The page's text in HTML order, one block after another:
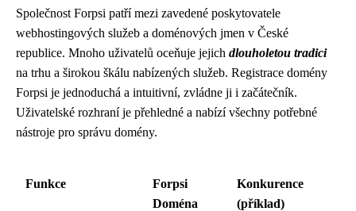
Společnost Forpsi patří mezi zavedené poskytovatele
webhostingových služeb a doménových jmen v České
republice. Mnoho uživatelů oceňuje jejich dlouholetou tradici
na trhu a širokou škálu nabízených služeb. Registrace domény
Forpsi je jednoduchá a intuitivní, zvládne ji i začátečník.
Uživatelské rozhraní je přehledné a nabízí všechny potřebné
nástroje pro správu domény.
Funkce
Forpsi
Doména
Konkurence
(příklad)